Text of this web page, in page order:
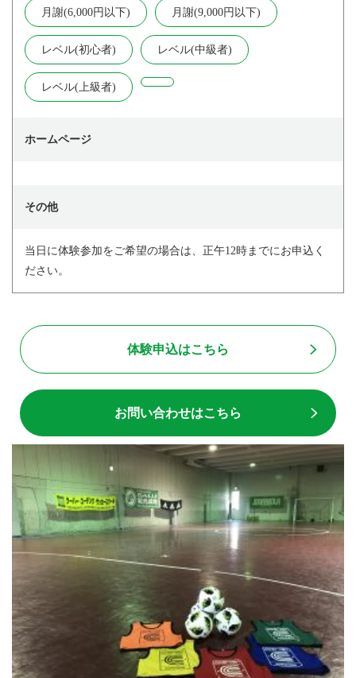
月謝(6,000円以下) 月謝(9,000円以下)
レベル(初心者) レベル(中級者)
レベル(上級者)
ホームページ
その他
当日に体験参加をご希望の場合は、正午12時までにお申込く
ださい。
体験申込はこちら
お問い合わせはこちら